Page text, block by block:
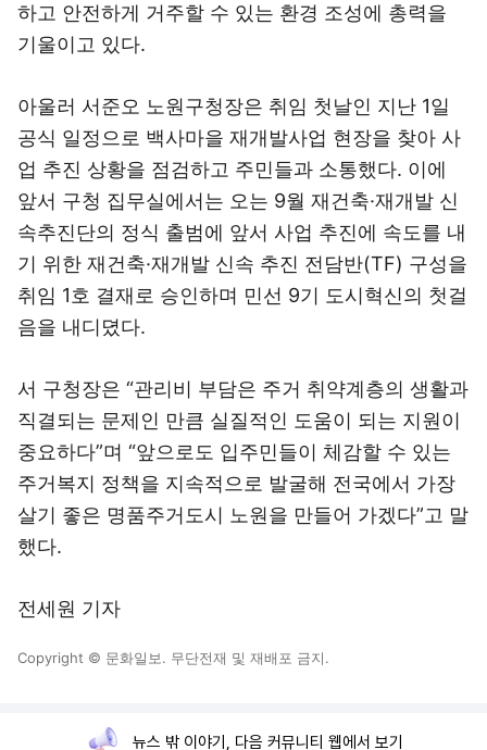
하고 안전하게 거주할 수 있는 환경 조성에 총력을
기울이고 있다.
아울러 서준오 노원구청장은 취임 첫날인 지난 1일
공식 일정으로 백사마을 재개발사업 현장을 찾아 사
업 추진 상황을 점검하고 주민들과 소통했다. 이에
앞서 구청 집무실에서는 오는 9월 재건축·재개발 신
속추진단의 정식 출범에 앞서 사업 추진에 속도를 내
기 위한 재건축·재개발 신속 추진 전담반(TF) 구성을
취임 1호 결재로 승인하며 민선 9기 도시혁신의 첫걸
음을 내디뎠다.
서 구청장은 “관리비 부담은 주거 취약계층의 생활과
직결되는 문제인 만큼 실질적인 도움이 되는 지원이
중요하다”며 “앞으로도 입주민들이 체감할 수 있는
주거복지 정책을 지속적으로 발굴해 전국에서 가장
살기 좋은 명품주거도시 노원을 만들어 가겠다”고 말
했다.
전세원 기자
Copyright © 문화일보. 무단전재 및 재배포 금지.
뉴스 밖 이야기, 다음 커뮤니티 웹에서 보기